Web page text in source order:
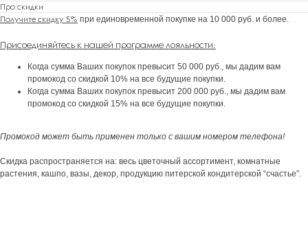
Про скидки
Получите скидку 5% при единовременной покупке на 10 000 руб. и более.
Присоединяйтесь к нашей программе лояльности:
Когда сумма Ваших покупок превысит 50 000 руб., мы дадим вам
промокод со скидкой 10% на все будущие покупки.
Когда сумма Ваших покупок превысит 200 000 руб., мы дадим вам
промокод со скидкой 15% на все будущие покупки.
Промокод может быть применен только с вашим номером телефона!
Скидка распространяется на: весь цветочный ассортимент, комнатные
растения, кашпо, вазы, декор, продукцию питерской кондитерской “счастье”.
РЕКОМЕНДУЕМ